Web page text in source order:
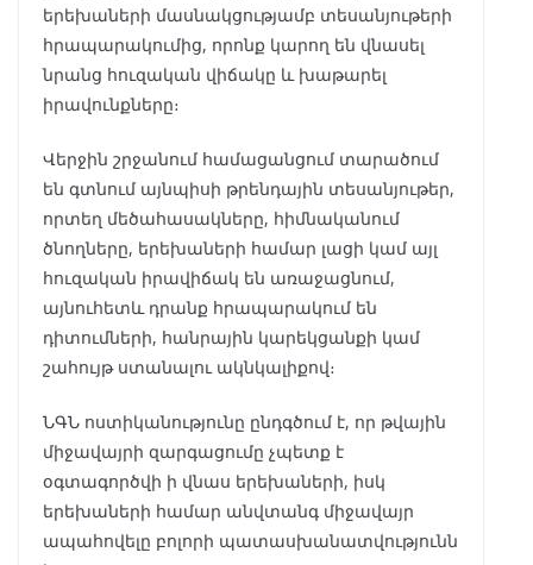
երեխաների մասնակցությամբ տեսանյութերի
հրապարակումից, որոնք կարող են վնասել
նրանց հուզական վիճակը և խաթարել
իրավունքները։
Վերջին շրջանում համացանցում տարածում
են գտնում այնպիսի թրենդային տեսանյութեր,
որտեղ մեծահասակները, հիմնականում
ծնողները, երեխաների համար լացի կամ այլ
հուզական իրավիճակ են առաջացնում,
այնուհետև դրանք հրապարակում են
դիտումների, հանրային կարեկցանքի կամ
շահույթ ստանալու ակնկալիքով։
ՆԳՆ ոստիկանությունը ընդգծում է, որ թվային
միջավայրի զարգացումը չպետք է
օգտագործվի ի վնաս երեխաների, իսկ
երեխաների համար անվտանգ միջավայր
ապահովելը բոլորի պատասխանատվությունն